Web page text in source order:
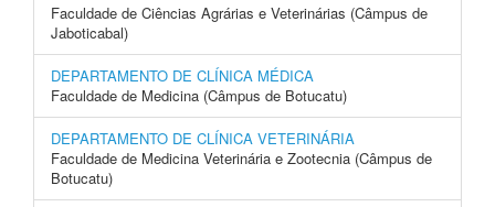
Faculdade de Ciências Agrárias e Veterinárias (Câmpus de
Jaboticabal)
DEPARTAMENTO DE CLÍNICA MÉDICA
Faculdade de Medicina (Câmpus de Botucatu)
DEPARTAMENTO DE CLÍNICA VETERINÁRIA
Faculdade de Medicina Veterinária e Zootecnia (Câmpus de
Botucatu)